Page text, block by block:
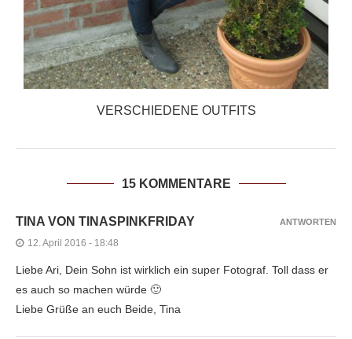
VERSCHIEDENE OUTFITS
15 KOMMENTARE
TINA VON TINASPINKFRIDAY
12. April 2016 - 18:48
Liebe Ari, Dein Sohn ist wirklich ein super Fotograf. Toll dass er
es auch so machen würde 🙂
Liebe Grüße an euch Beide, Tina
ANTWORTEN